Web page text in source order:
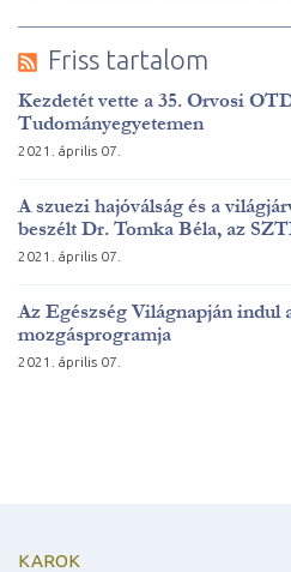
Friss tartalom
Kezdetét vette a 35. Orvosi
Tudományegyetemen
2021. április 07.
A szuezi hajóválság és a
beszélt Dr. Tomka Béla, az
2021. április 07.
Az Egészség Világnapján indul
mozgásprogramja
2021. április 07.
KAROK